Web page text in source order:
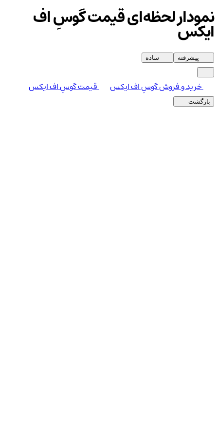
نمودار لحظه‌ای قیمت گوسِ اف
ایکس
پیشرفته ساده
خرید و فروش گوسِ اف ایکس قیمت گوسِ اف ایکس
بازگشت